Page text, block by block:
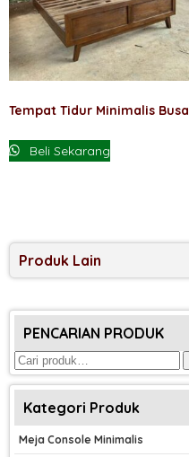
Tempat Tidur Minimalis Busa
Beli Sekarang
Produk Lain
PENCARIAN PRODUK
Pencarian
untuk:
Kategori Produk
Meja Console Minimalis